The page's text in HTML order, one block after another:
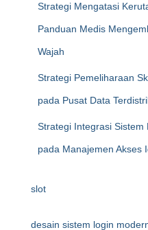
Strategi Mengatasi
Panduan Medis
Wajah
Strategi Pemeliharaan
pada Pusat Data
Strategi Integrasi Sistem
pada Manajemen Akses
slot
desain sistem login